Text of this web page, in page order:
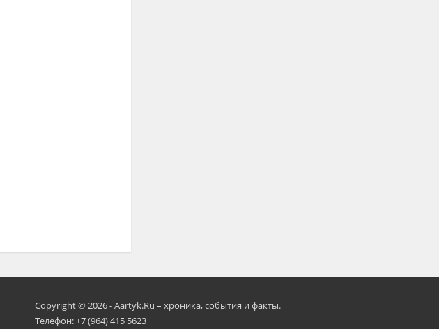
Copyright © 2026 - Aartyk.Ru – хроника, события и факты.
Телефон: +7 (964) 415 5623